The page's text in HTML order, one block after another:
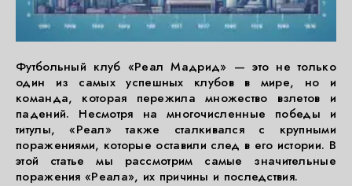
Футбольный клуб «Реал Мадрид» — это не только
один из самых успешных клубов в мире, но и
команда, которая пережила множество взлетов и
падений. Несмотря на многочисленные победы и
титулы, «Реал» также сталкивался с крупными
поражениями, которые оставили след в его истории. В
этой статье мы рассмотрим самые значительные
поражения «Реала», их причины и последствия.